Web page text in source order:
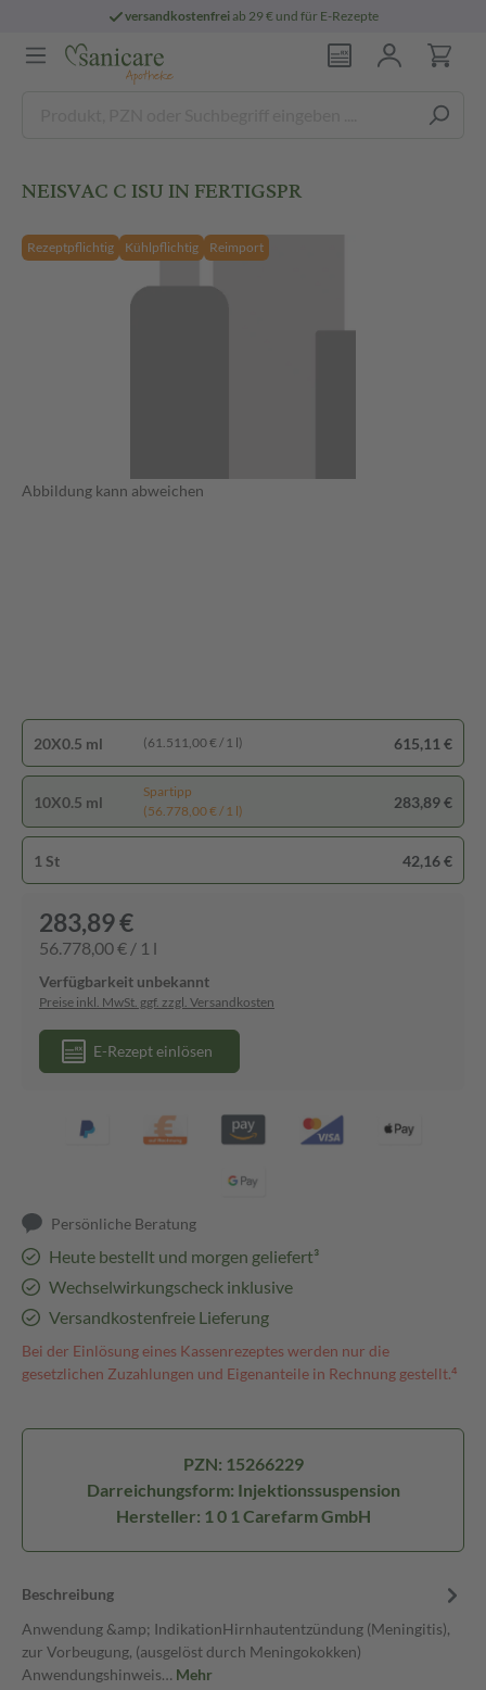
versandkostenfreiab 29 € und für E-Rezepte
NEISVAC C ISU IN FERTIGSPR
Rezeptpflichtig Kühlpflichtig Reimport
Abbildung kann abweichen
20X0.5 ml (61.511,00 € / 1 l) 615,11 €
10X0.5 ml
Spartipp
(56.778,00 € / 1 l)
283,89 €
1 St 42,16 €
283,89 €
56.778,00 € / 1 l
Verfügbarkeit unbekannt
Preise inkl. MwSt. ggf. zzgl. Versandkosten
E-Rezept einlösen
Persönliche Beratung
Heute bestellt und morgen geliefert³
Wechselwirkungscheck inklusive
Versandkostenfreie Lieferung
Bei der Einlösung eines Kassenrezeptes werden nur die
gesetzlichen Zuzahlungen und Eigenanteile in Rechnung gestellt.⁴
PZN: 15266229
Darreichungsform: Injektionssuspension
Hersteller: 1 0 1 Carefarm GmbH
Beschreibung
Anwendung &amp; IndikationHirnhautentzündung (Meningitis),
zur Vorbeugung, (ausgelöst durch Meningokokken)
Anwendungshinweis… Mehr